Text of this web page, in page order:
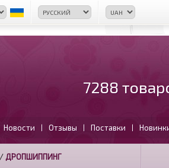
7288
Новости | Отзывы | Поставки |
ДРОПШИППИНГ